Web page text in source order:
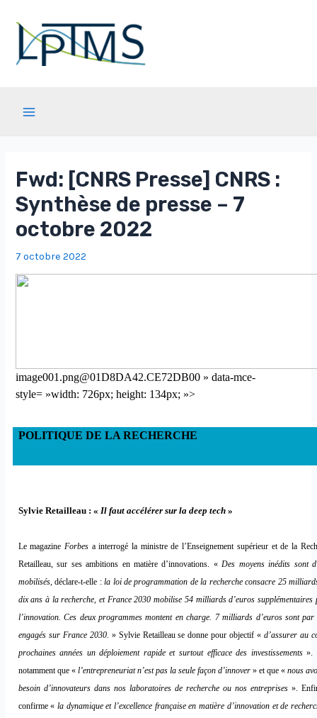
contenu
Fwd: [CNRS Presse] CNRS :
Synthèse de presse – 7
octobre 2022
7 octobre 2022
image001.png@01D8DA42.CE72DB00 » data-mce-
style= »width: 726px; height: 134px; »>
POLITIQUE DE LA RECHERCHE
Sylvie Retailleau : « Il faut accélérer sur la deep tech»
Le magazineForbes a interrogé la ministre de l’Enseignement supérieur et de la
Retailleau, sur ses ambitions en matière d’innovations. «Des moyens inédits sont
mobilisés, déclare-t-elle :la loi de programmation de la recherche consacre 25
dix ans à la recherche, et France 2030 mobilise 54 milliards d’euros supplémentaires
l’innovation. Ces deux programmes montent en charge. 7 milliards d’euros sont par
engagés sur France 2030. » Sylvie Retailleau se donne pour objectif «d’assurer au
prochaines années un déploiement rapide et surtout efficace des investissements».
notamment que « l’entrepreneuriat n’est pas la seule façon d’innover » et que «nous
besoin d’innovateurs dans nos laboratoires de recherche ou nos entreprises ».
confirme «la dynamique et l’excellence française en matière d’innovation et de